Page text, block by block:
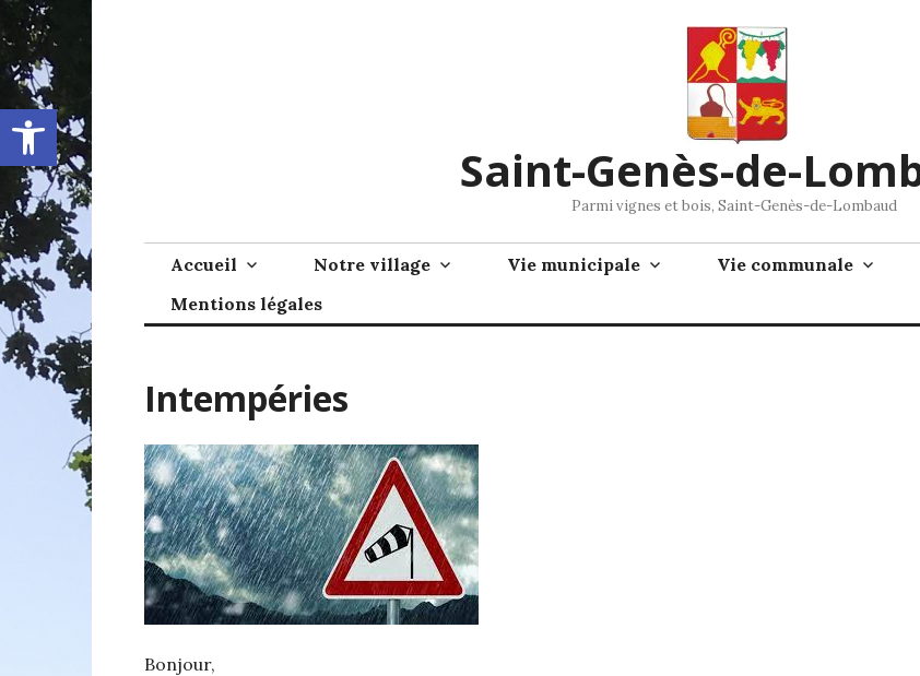
Ouvrir la barre d’outils
Saint-Genès-de-
Parmi vignes et bois, Saint-Genès-de-Lombaud
Accueil Notre village Vie municipale Vie communale
Mentions légales
Intempéries
Bonjour,